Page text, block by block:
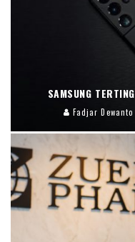
SAMSUNG
Fadjar Dewanto